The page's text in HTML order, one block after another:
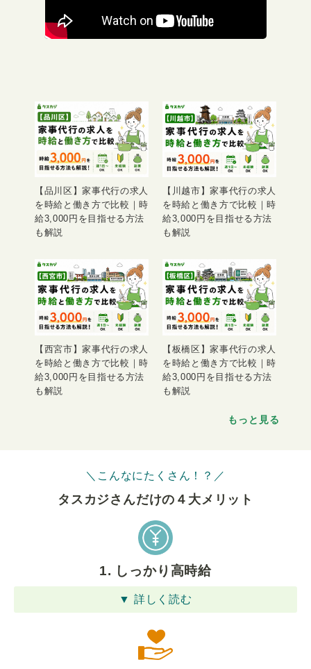
【品川区】家事代行の求人
を時給と働き方で比較｜時
給3,000円を目指せる方法
も解説
【川越市】家事代行の求人
を時給と働き方で比較｜時
給3,000円を目指せる方法
も解説
【西宮市】家事代行の求人
を時給と働き方で比較｜時
給3,000円を目指せる方法
も解説
【板橋区】家事代行の求人
を時給と働き方で比較｜時
給3,000円を目指せる方法
も解説
もっと見る
＼こんなにたくさん！？／
タスカジさんだけの４⼤メリット
1. しっかり高時給
▼ 詳しく読む